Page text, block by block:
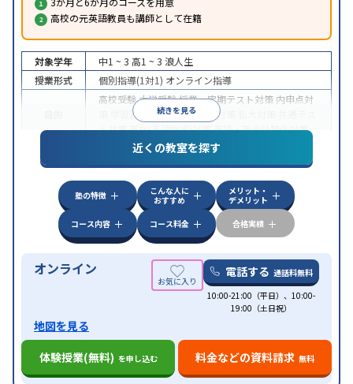
高校の元英語教員も講師として在籍
続きを見る
対象学年 中1 ~ 3 高1 ~ 3 浪人生
授業形式
個別指導(1対1) オンライン指導
高校受験大学受験授業・定期テスト対策 内申点対
学習習慣の定着国公立大対策
ト対策英検(英語検定)対策英語・英会話特化対策
特徴
中高一貫校生に対応授業の振替可能
学習にPC・タブレットを利用オンライン対応1
科目から受講可能
近くの教室を探す
塾の特徴
こんな人に
おすすめ
メリット・
デメリット
コース内容
コース料金 合格実績
オンライン 電話する 通話料無料
10:00-21:00（平日）、10:00-
19:00（土日祝）
地図を見る
体験授業(無料) を申し込む 料金などの資料請求 無料